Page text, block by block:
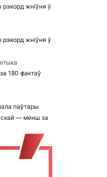
жніўня ў
жніўня ў
180 фактаў
паўтары
— менш за